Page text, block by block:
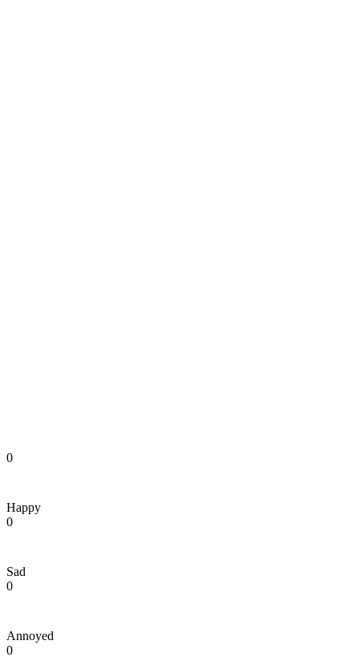
0
Happy
0
Sad
0
Annoyed
0